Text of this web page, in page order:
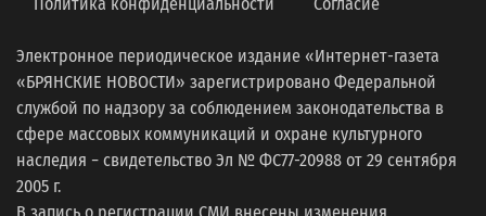
Электронное периодическое издание «Интернет-газета
«БРЯНСКИЕ НОВОСТИ» зарегистрировано Федеральной
службой по надзору за соблюдением законодательства в
сфере массовых коммуникаций и охране культурного
наследия − свидетельство Эл № ФС77-20988 от 29 сентября
2005 г.